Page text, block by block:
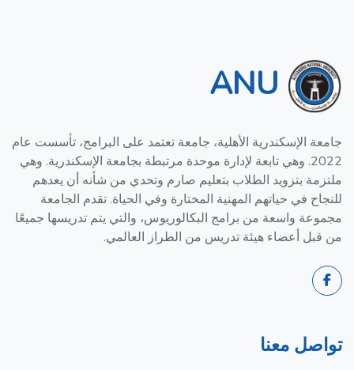
ANU
جامعة الإسكندرية الأهلية، جامعة تعتمد على البرامج، تأسست عام
2022. وهي تابعة لإدارة موحدة مرتبطة بجامعة الإسكندرية. وهي
ملتزمة بتزويد الطلاب بتعليم صارم وتحدي من شأنه أن يعدهم
للنجاح في حياتهم المهنية المختارة وفي الحياة. تقدم الجامعة
مجموعة واسعة من برامج البكالوريوس، والتي يتم تدريسها جميعًا
من قبل أعضاء هيئة تدريس من الطراز العالمي.
تواصل معنا